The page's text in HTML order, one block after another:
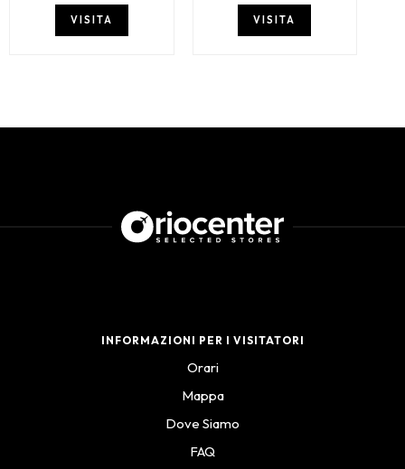
VISITA VISITA
INFORMAZIONI PER I VISITATORI
Orari
Mappa
Dove Siamo
FAQ